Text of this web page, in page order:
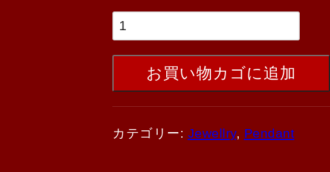
お買い物カゴに追加
カテゴリー: Jewellry, Pendant